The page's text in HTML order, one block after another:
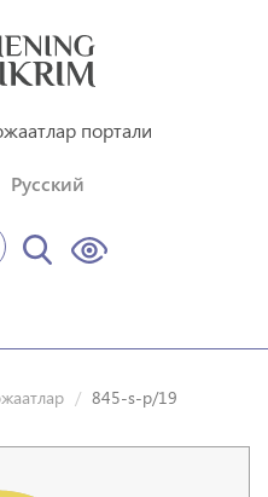
портали
Русский
845-s-p/19